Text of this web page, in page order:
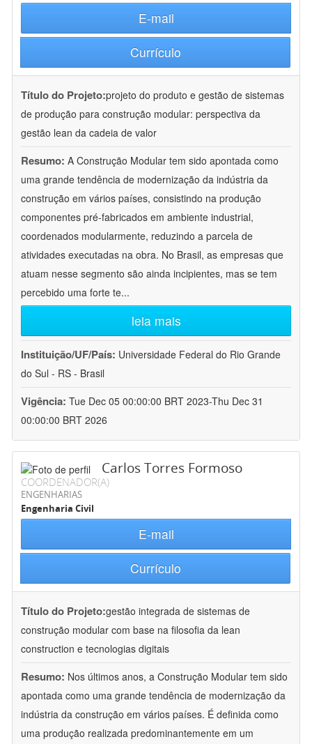
E-mail
Currículo
Título do Projeto:projeto do produto e gestão de sistemas
de produção para construção modular: perspectiva da
gestão lean da cadeia de valor
Resumo: A Construção Modular tem sido apontada como
uma grande tendência de modernização da indústria da
construção em vários países, consistindo na produção
componentes pré-fabricados em ambiente industrial,
coordenados modularmente, reduzindo a parcela de
atividades executadas na obra. No Brasil, as empresas que
atuam nesse segmento são ainda incipientes, mas se tem
percebido uma forte te...
leia mais
Instituição/UF/País: Universidade Federal do Rio Grande
do Sul - RS - Brasil
Vigência: Tue Dec 05 00:00:00 BRT 2023-Thu Dec 31
00:00:00 BRT 2026
Carlos Torres Formoso
COORDENADOR(A)
ENGENHARIAS
Engenharia Civil
E-mail
Currículo
Título do Projeto:gestão integrada de sistemas de
construção modular com base na filosofia da lean
construction e tecnologias digitais
Resumo: Nos últimos anos, a Construção Modular tem sido
apontada como uma grande tendência de modernização da
indústria da construção em vários países. É definida como
uma produção realizada predominantemente em um